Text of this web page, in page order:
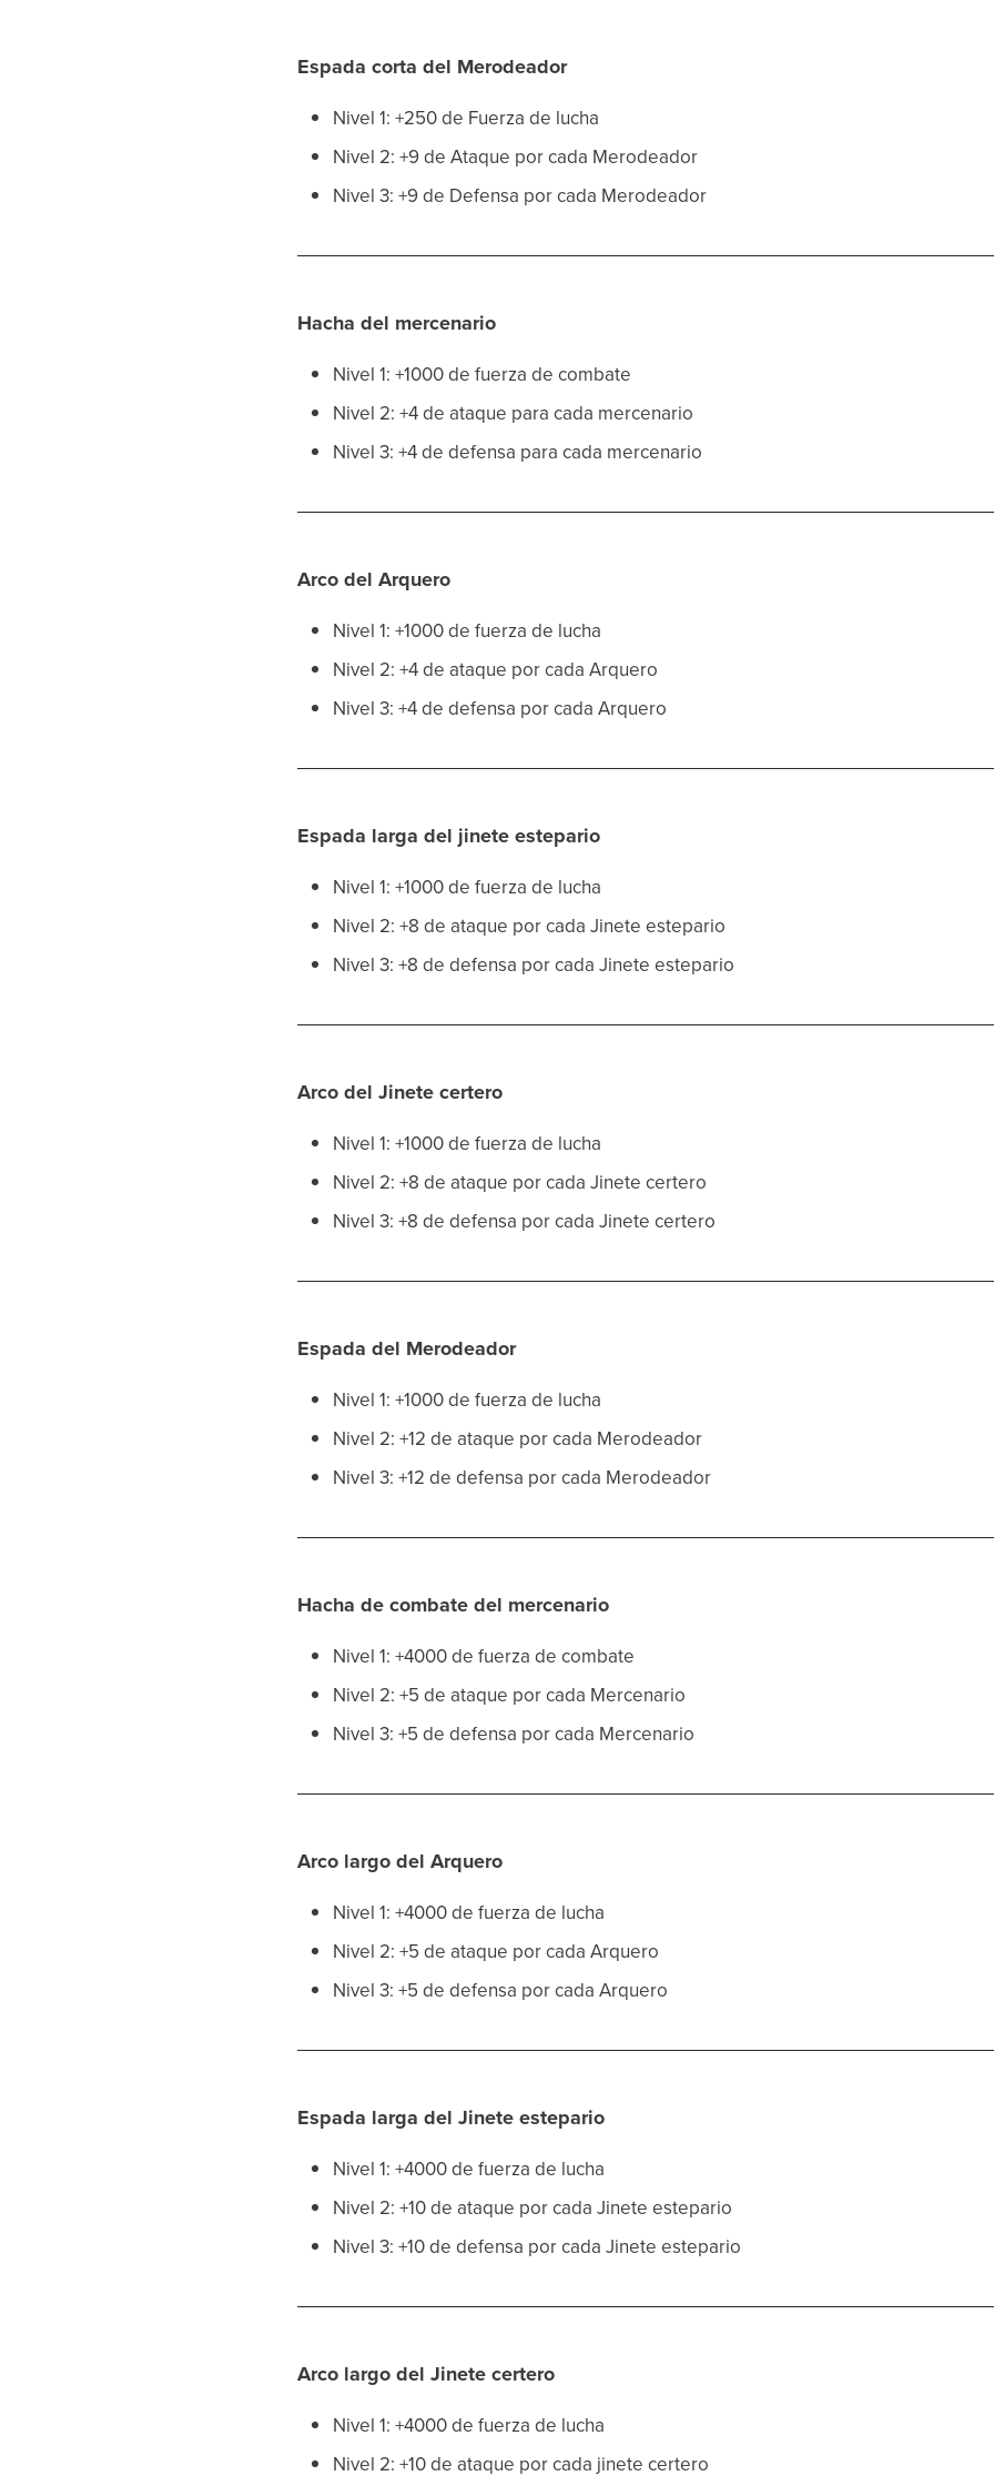
Espada corta del Merodeador
Nivel 1: +250 de Fuerza de lucha
Nivel 2: +9 de Ataque por cada Merodeador
Nivel 3: +9 de Defensa por cada Merodeador
Hacha del mercenario
Nivel 1: +1000 de fuerza de combate
Nivel 2: +4 de ataque para cada mercenario
Nivel 3: +4 de defensa para cada mercenario
Arco del Arquero
Nivel 1: +1000 de fuerza de lucha
Nivel 2: +4 de ataque por cada Arquero
Nivel 3: +4 de defensa por cada Arquero
Espada larga del jinete estepario
Nivel 1: +1000 de fuerza de lucha
Nivel 2: +8 de ataque por cada Jinete estepario
Nivel 3: +8 de defensa por cada Jinete estepario
Arco del Jinete certero
Nivel 1: +1000 de fuerza de lucha
Nivel 2: +8 de ataque por cada Jinete certero
Nivel 3: +8 de defensa por cada Jinete certero
Espada del Merodeador
Nivel 1: +1000 de fuerza de lucha
Nivel 2: +12 de ataque por cada Merodeador
Nivel 3: +12 de defensa por cada Merodeador
Hacha de combate del mercenario
Nivel 1: +4000 de fuerza de combate
Nivel 2: +5 de ataque por cada Mercenario
Nivel 3: +5 de defensa por cada Mercenario
Arco largo del Arquero
Nivel 1: +4000 de fuerza de lucha
Nivel 2: +5 de ataque por cada Arquero
Nivel 3: +5 de defensa por cada Arquero
Espada larga del Jinete estepario
Nivel 1: +4000 de fuerza de lucha
Nivel 2: +10 de ataque por cada Jinete estepario
Nivel 3: +10 de defensa por cada Jinete estepario
Arco largo del Jinete certero
Nivel 1: +4000 de fuerza de lucha
Nivel 2: +10 de ataque por cada jinete certero